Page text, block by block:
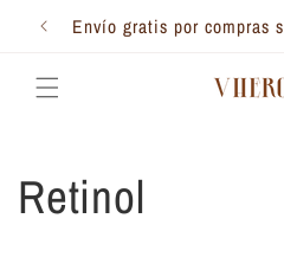
directamenteEnvío gratis por compras
C
Retinol